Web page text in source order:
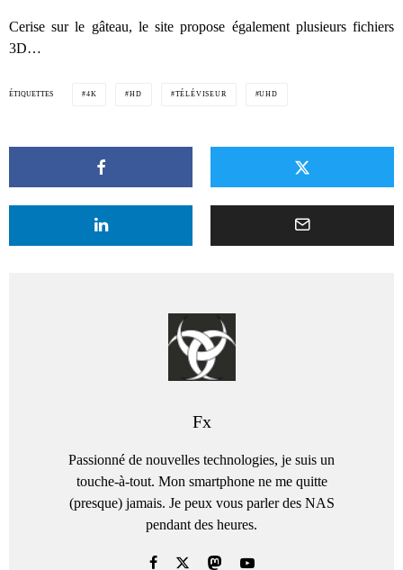
Cerise sur le gâteau, le site propose également plusieurs fichiers
3D…
ÉTIQUETTES 4K HD TÉLÉVISEUR UHD
Fx
Passionné de nouvelles technologies, je suis un
touche-à-tout. Mon smartphone ne me quitte
(presque) jamais. Je peux vous parler des NAS
pendant des heures.